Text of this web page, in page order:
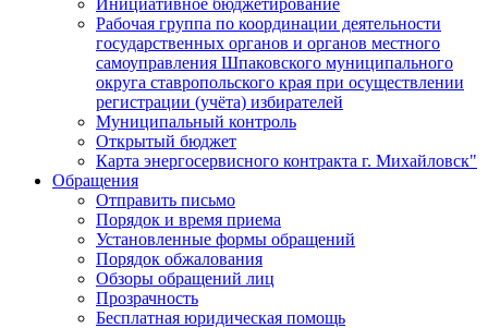
Рабочая группа по координации деятельности
государственных органов и органов местного
самоуправления Шпаковского муниципального
округа ставропольского края при осуществлении
регистрации (учёта) избирателей
Муниципальный контроль
Открытый бюджет
Карта энергосервисного контракта г. Михайловск"
Обращения
Отправить письмо
Порядок и время приема
Установленные формы обращений
Порядок обжалования
Обзоры обращений лиц
Прозрачность
Бесплатная юридическая помощь